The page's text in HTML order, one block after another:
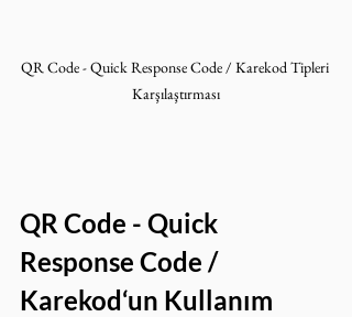
QR Code - Quick Response Code / Karekod Tipleri
Karşılaştırması
QR Code - Quick
Response Code /
Karekod‘un Kullanım